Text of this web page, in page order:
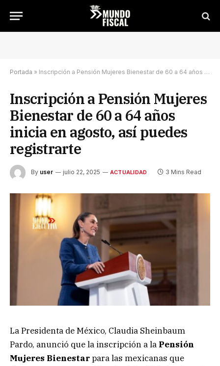
Portada » Inscripción a Pensión Mujeres Bienestar de 60 a 64 años inicia en agosto, así puedes registrarte
Inscripción a Pensión Mujeres
Bienestar de 60 a 64 años
inicia en agosto, así puedes
registrarte
By user julio 22, 2025 ACTUALIDAD 3 Mins Read
La Presidenta de México, Claudia Sheinbaum
Pardo, anunció que la inscripción a la Pensión
Mujeres Bienestarpara las mexicanas que